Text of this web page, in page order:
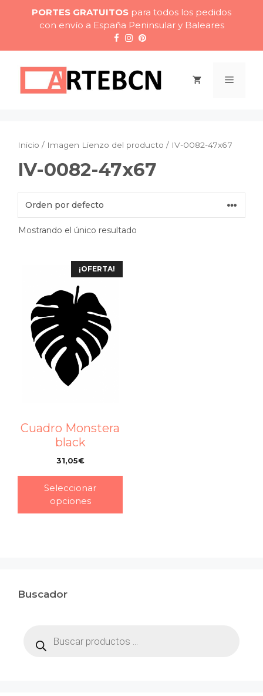
contenido
PORTES GRATUITOS para todos los pedidos
con envío a España Peninsular y Baleares
Menú
Inicio / Imagen Lienzo del producto / IV-0082-47x67
IV-0082-47x67
Mostrando el único resultado
¡OFERTA!
Cuadro Monstera
black
31,05€
Seleccionar
opciones
Buscador
productos